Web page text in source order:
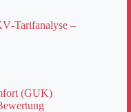
–
(GUK)